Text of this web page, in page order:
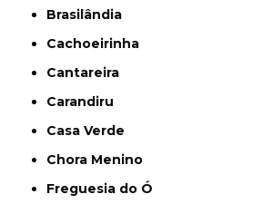
Brasilândia
Cachoeirinha
Cantareira
Carandiru
Casa Verde
Chora Menino
Freguesia do Ó